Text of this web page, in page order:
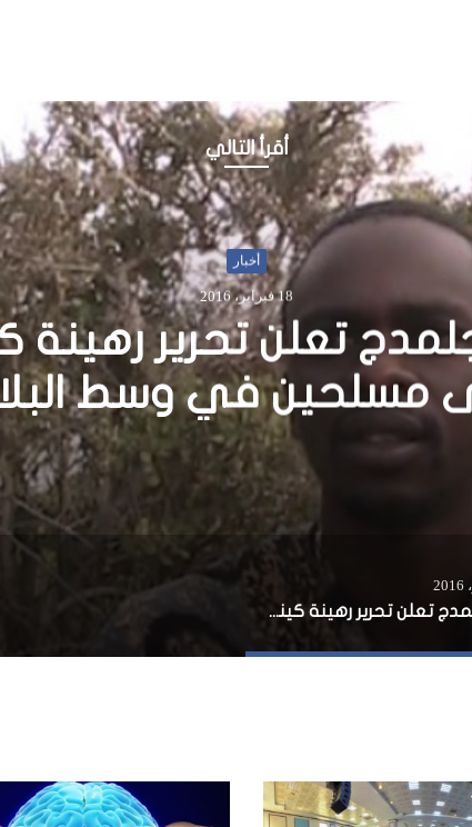
أقرأ التالي
أخبار
26 مايو، 2020
عيدنا صح ولا عيدكم ؟!
إدارة جلمدج تعلن تحرير رهينة كيني لدى مسلحين في وسط البلاد